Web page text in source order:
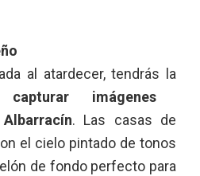
al atardecer, tendrás la
imágenes
. Las casas de
el cielo pintado de tonos
de fondo perfecto para